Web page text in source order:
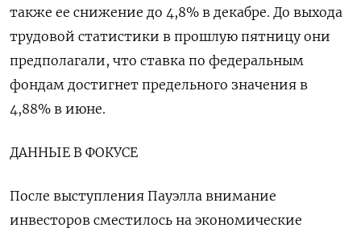
также ее снижение до 4,8% в декабре. До выхода
трудовой статистики в прошлую пятницу они
предполагали, что ставка по федеральным
фондам достигнет предельного значения в
4,88% в июне.
ДАННЫЕ В ФОКУСЕ
После выступления Пауэлла внимание
инвесторов сместилось на экономические